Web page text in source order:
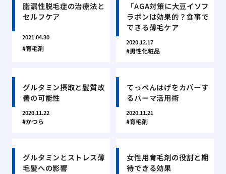
脂漏性脱毛症の治療法と
セルフケア
2021.04.30
育毛剤
「AGA対策に大豆イソフ
ラボンは効果的？食事で
できる薄毛ケア
2020.12.17
男性化粧品
グルタミン摂取と髪質改
善の可能性
2020.11.22
かつら
てっぺんはげをカバーす
るパーマ活用術
2020.11.21
育毛剤
グルタミンとストレス薄
毛髪への影響
女性用育毛剤の役割と期
待できる効果